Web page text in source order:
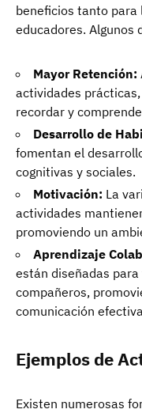
beneficios tanto para
educadores. Algunos
Mayor Retención:
actividades
recordar y
Desarrollo de
fomentan el
cognitivas y sociales.
Motivación: La
actividades
promoviendo un
Aprendizaje
están diseñadas
compañeros,
comunicación
Ejemplos de
Existen numerosas